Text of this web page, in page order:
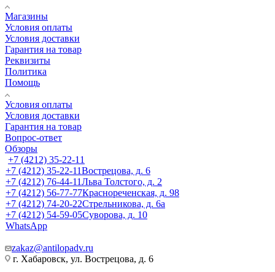
Магазины
Условия оплаты
Условия доставки
Гарантия на товар
Реквизиты
Политика
Помощь
Условия оплаты
Условия доставки
Гарантия на товар
Вопрос-ответ
Обзоры
+7 (4212) 35-22-11
+7 (4212) 35-22-11Вострецова, д. 6
+7 (4212) 76-44-11Льва Толстого, д. 2
+7 (4212) 56-77-77Краснореченская, д. 98
+7 (4212) 74-20-22Стрельникова, д. 6а
+7 (4212) 54-59-05Суворова, д. 10
WhatsApp
zakaz@antilopadv.ru
г. Хабаровск, ул. Вострецова, д. 6